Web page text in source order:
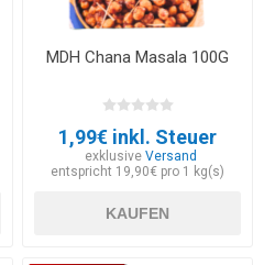
MDH Chana Masala 100G
1,99€ inkl. Steuer
exklusive Versand
entspricht 19,90€ pro 1 kg(s)
KAUFEN